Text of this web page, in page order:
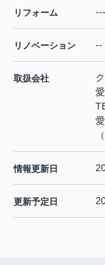
リフォーム ---
リノベーション --
取扱会社
情報更新日
更新予定日